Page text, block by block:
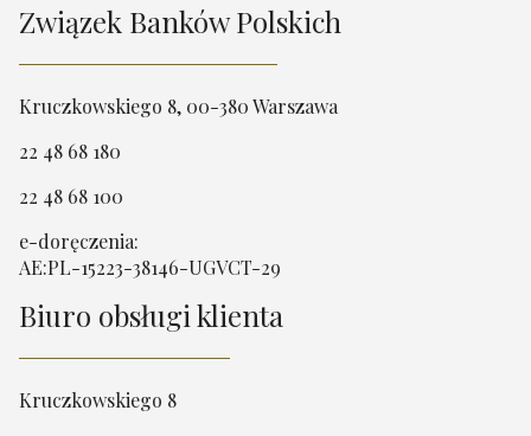
Związek Banków Polskich
Kruczkowskiego 8, 00-380 Warszawa
22 48 68 180
22 48 68 100
e-doręczenia:
AE:PL-15223-38146-UGVCT-29
Biuro obsługi klienta
Kruczkowskiego 8